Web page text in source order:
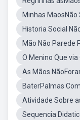
Minhas
Historia Social
Mão Não Parede
O Menino Que
As Mãos
BaterPalmas
Atividade Sobre
Sequencia